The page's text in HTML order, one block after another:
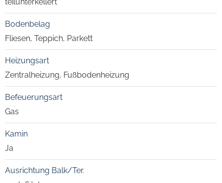
Bodenbelag
Fliesen, Teppich, Parkett
Heizungsart
Zentralheizung, Fußbodenheizung
Befeuerungsart
Gas
Kamin
Ja
Ausrichtung Balk/Ter.